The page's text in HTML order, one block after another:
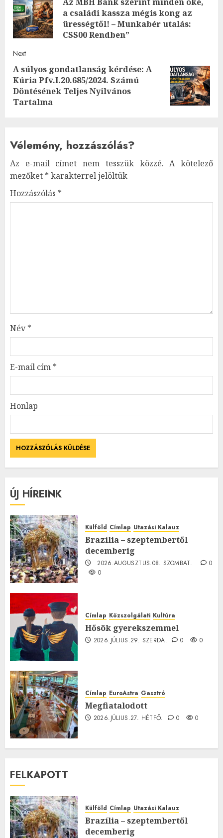
navigationa családi kassza mégis kong az
ürességtől! – Munkabér utalás:
CSS00 Rendben”
Next
Next
post:
A súlyos gondatlanság kérdése: A
Kúria Pfv.I.20.685/2024. Számú
Döntésének Teljes Nyilvános
Tartalma
Vélemény, hozzászólás?
Az e-mail címet nem tesszük közzé. A kötelező
mezőket * karakterrel jelöltük
Hozzászólás *
Név*
E-mail cím *
Honlap
ÚJ HÍREINK
Külföld Címlap Utazási Kalauz
Brazília – szeptembertől
decemberig
2026.AUGUSZTUS.08. SZOMBAT.
0
0
Címlap Közszolgálati Kultúra
Hősök gyerekszemmel
2026.JÚLIUS.29. SZERDA. 0 0
Címlap EuroAstra Gasztró
Megfiatalodott
2026.JÚLIUS.27. HÉTFŐ. 0 0
FELKAPOTT
Külföld Címlap Utazási Kalauz
Brazília – szeptembertől
decemberig